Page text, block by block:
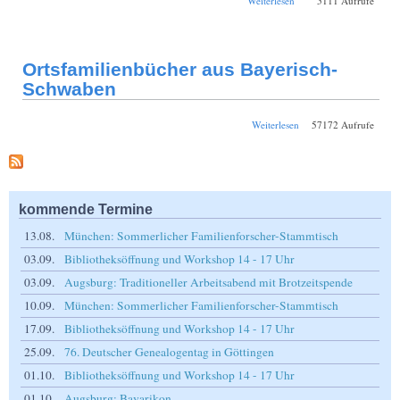
Ortsfamilienbücher aus Bayerisch-
Schwaben
Weiterlesen über57172 Aufrufe
kommende Termine
13.08.
München: Sommerlicher Familienforscher-Stammtisch
03.09.
Bibliotheksöffnung und Workshop 14 - 17 Uhr
03.09.
Augsburg: Traditioneller Arbeitsabend mit Brotzeitspende
10.09.
München: Sommerlicher Familienforscher-Stammtisch
17.09.
Bibliotheksöffnung und Workshop 14 - 17 Uhr
25.09.
76. Deutscher Genealogentag in Göttingen
01.10.
Bibliotheksöffnung und Workshop 14 - 17 Uhr